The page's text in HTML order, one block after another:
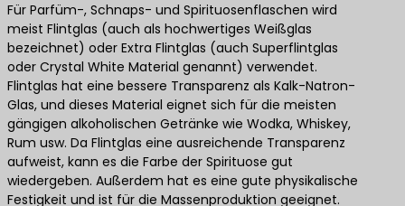
Für Parfüm-, Schnaps- und Spirituosenflaschen wird
meist Flintglas (auch als hochwertiges Weißglas
bezeichnet) oder Extra Flintglas (auch Superflintglas
oder Crystal White Material genannt) verwendet.
Flintglas hat eine bessere Transparenz als Kalk-Natron-
Glas, und dieses Material eignet sich für die meisten
gängigen alkoholischen Getränke wie Wodka, Whiskey,
Rum usw. Da Flintglas eine ausreichende Transparenz
aufweist, kann es die Farbe der Spirituose gut
wiedergeben. Außerdem hat es eine gute physikalische
Festigkeit und ist für die Massenproduktion geeignet.